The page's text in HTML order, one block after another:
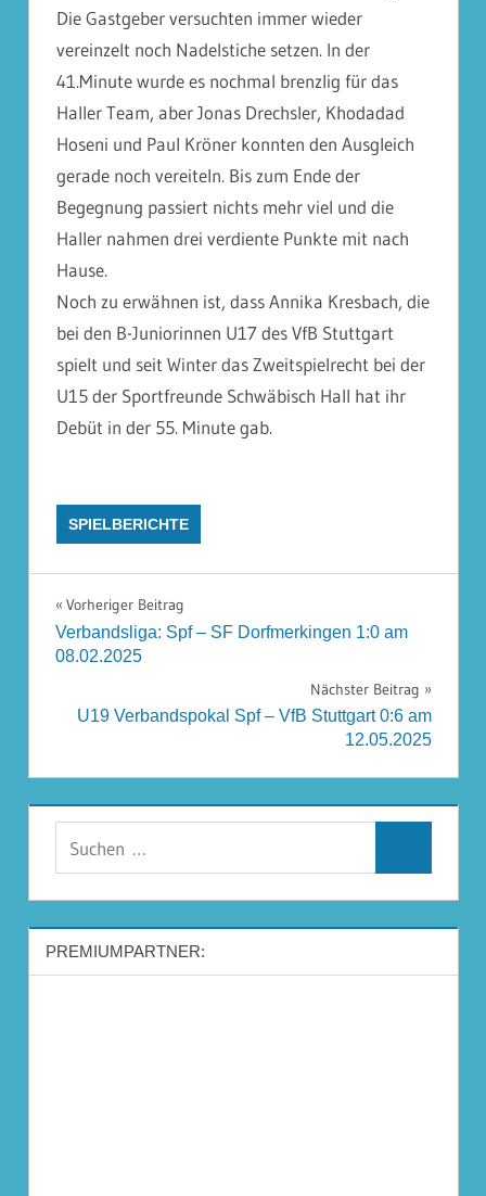
Die Gastgeber versuchten immer wieder
vereinzelt noch Nadelstiche setzen. In der
41.Minute wurde es nochmal brenzlig für das
Haller Team, aber Jonas Drechsler, Khodadad
Hoseni und Paul Kröner konnten den Ausgleich
gerade noch vereiteln. Bis zum Ende der
Begegnung passiert nichts mehr viel und die
Haller nahmen drei verdiente Punkte mit nach
Hause.
Noch zu erwähnen ist, dass Annika Kresbach, die
bei den B-Juniorinnen U17 des VfB Stuttgart
spielt und seit Winter das Zweitspielrecht bei der
U15 der Sportfreunde Schwäbisch Hall hat ihr
Debüt in der 55. Minute gab.
SPIELBERICHTE
Beitragsnavigation
Vorheriger Beitrag
Verbandsliga: Spf – SF Dorfmerkingen 1:0 am
08.02.2025
Nächster Beitrag
U19 Verbandspokal Spf – VfB Stuttgart 0:6 am
12.05.2025
PREMIUMPARTNER: